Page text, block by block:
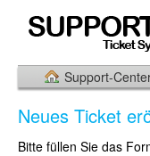
Support-
Neues Ticket
Bitte füllen Sie das